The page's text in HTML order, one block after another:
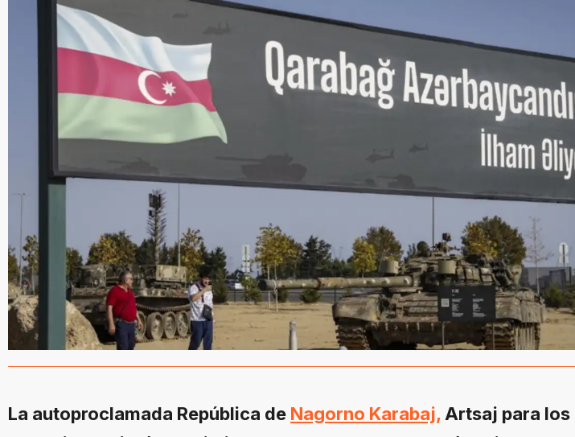
La autoproclamada República de Nagorno Karabaj, Artsaj para los